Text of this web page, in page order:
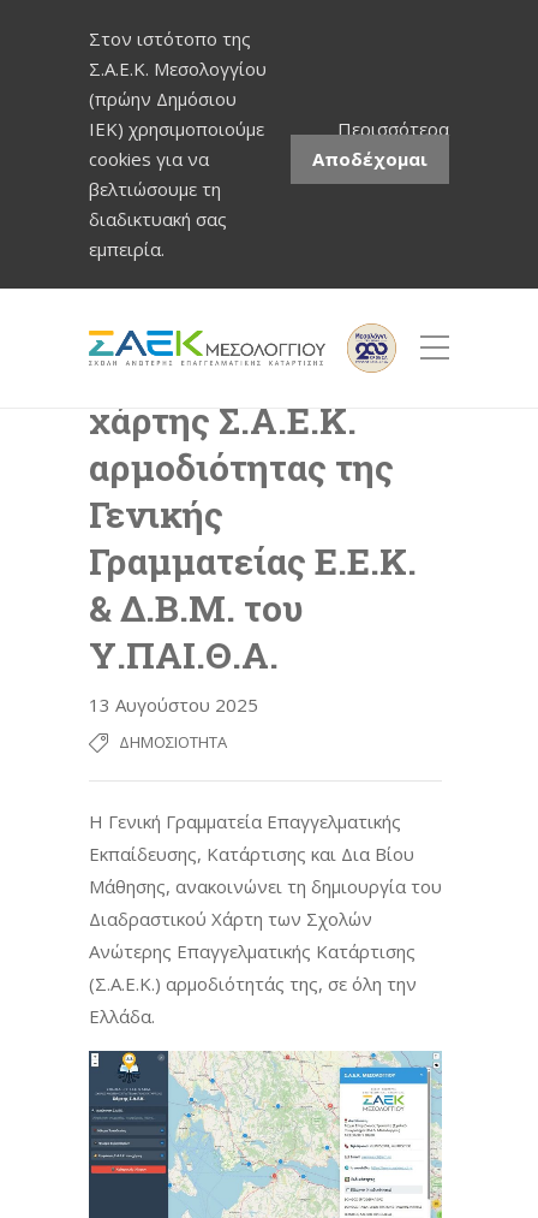
Στον ιστότοπο της
Σ.Α.Ε.Κ. Μεσολογγίου
(πρώην Δημόσιου
ΙΕΚ) χρησιμοποιούμε
cookies για να
βελτιώσουμε τη
διαδικτυακή σας
εμπειρία.
Περισσότερα
Αποδέχομαι
Διαδραστικός
χάρτης Σ.Α.Ε.Κ.
αρμοδιότητας της
Γενικής
Γραμματείας Ε.Ε.Κ.
& Δ.Β.Μ. του
Υ.ΠΑΙ.Θ.Α.
13 Αυγούστου 2025
ΔΗΜΟΣΙΌΤΗΤΑ
Η Γενική Γραμματεία Επαγγελματικής
Εκπαίδευσης, Κατάρτισης και Δια Βίου
Μάθησης, ανακοινώνει τη δημιουργία του
Διαδραστικού Χάρτη των Σχολών
Ανώτερης Επαγγελματικής Κατάρτισης
(Σ.Α.Ε.Κ.) αρμοδιότητάς της, σε όλη την
Ελλάδα.